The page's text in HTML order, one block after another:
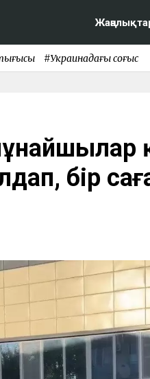
#Украинадағы соғыс
бір